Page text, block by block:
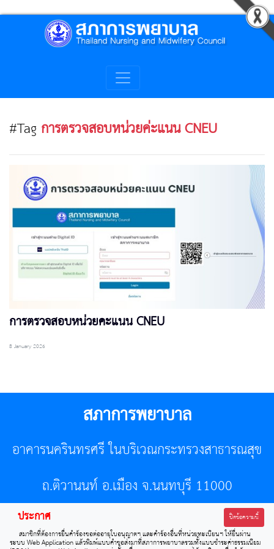
#Tag การตรวจสอบหน่วยค่ะแนน CNEU
การตรวจสอบหน่วยคะแนน CNEU
8 January 2026
สภาการพยาบาล
อาคารนครินทรศรี ในบริเวณกระทรวงสาธารณสุข
ถ.ติวานนท์ อ.เมือง จ.นนทบุรี 11000
โทรศัพท์ 02-596-7500 โทรสาร 0-2589-7121 E-mail :
center@tnmc.or.th
ประกาศ ปิดข้อความนี้
สมาชิกที่ต้องการยื่นคำร้องขอต่ออายุใบอนุญาตฯ และคำร้องอื่นที่หน่วยทะเบียนฯ ให้ยื่นผ่าน
ระบบ Web Application แล้วพิมพ์แบบคำขอส่งมาที่สภาการพยาบาลรวมทั้งแบบชำระค่าธรรมเนียม